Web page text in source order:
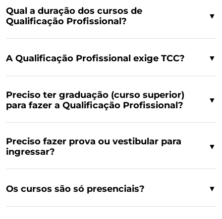
Qual a duração dos cursos de
Qualificação Profissional?
▼
A Qualificação Profissional exige TCC? ▼
Preciso ter graduação (curso superior)
para fazer a Qualificação Profissional?
▼
Preciso fazer prova ou vestibular para
ingressar?
▼
Os cursos são só presenciais? ▼